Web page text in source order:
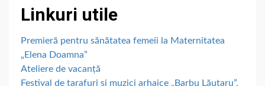
Linkuri utile
Premieră pentru sănătatea femeii la Maternitatea
„Elena Doamna”
Ateliere de vacanță
Festival de tarafuri și muzici arhaice „Barbu Lăutaru”,